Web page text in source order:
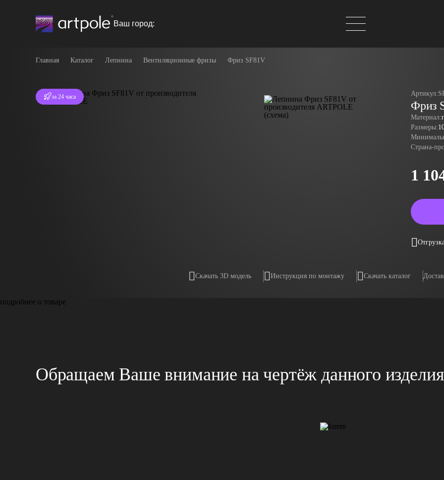
Ваш город:
Главная Каталог Лепнина Вентиляционные фризы Фриз SF81V
за 24 часа Артикул:
Фриз
Материал:
Размеры:
Страна-
1
Скачать 3D модель Инструкция по монтажу Скачать каталог
подробнее о товаре
Обращаем Ваше внимание на чертёж данного изделия